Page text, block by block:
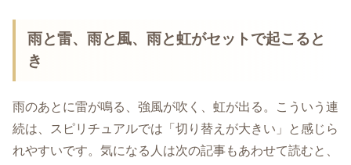
雨と雷、雨と風、雨と虹がセットで起こると
き
雨のあとに雷が鳴る、強風が吹く、虹が出る。こういう連
続は、スピリチュアルでは「切り替えが大きい」と感じら
れやすいです。気になる人は次の記事もあわせて読むと、